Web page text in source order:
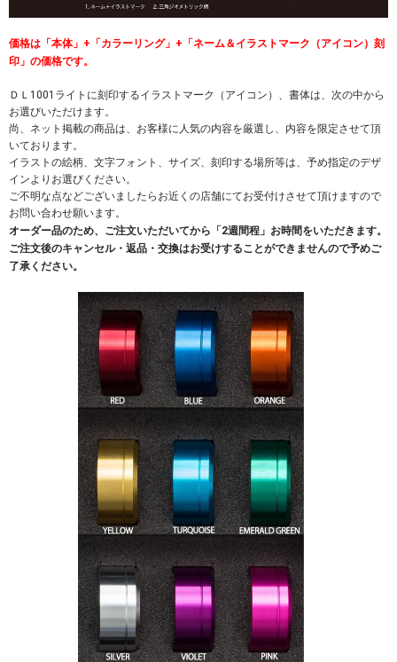
価格は「本体」+「カラーリング」+「ネーム＆イラストマーク（アイコン）刻
印」の価格です。
ＤＬ1001ライトに刻印するイラストマーク（アイコン）、書体は、次の中から
お選びいただけます。
尚、ネット掲載の商品は、お客様に人気の内容を厳選し、内容を限定させて頂
いております。
イラストの絵柄、文字フォント、サイズ、刻印する場所等は、予め指定のデザ
インよりお選びください。
ご不明な点などございましたらお近くの店舗にてお受付けさせて頂けますので
お問い合わせ願います。
オーダー品のため、ご注文いただいてから「2週間程」お時間をいただきます。
ご注文後のキャンセル・返品・交換はお受けすることができませんので予めご
了承ください。